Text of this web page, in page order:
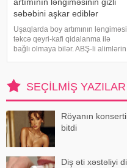
səbəbini aşkar ediblər
Uşaqlarda boy artımının ləngiməsi
təkcə qeyri-kafi qidalanma ilə
bağlı olmaya bilər. ABŞ-li alimlərin
bakteriyalar hələ ana bətnində
olarkən körpənin inkişafın
SEÇILMIŞ YAZILAR
Röyanın
bitdi
Diş əti xəstəliyi